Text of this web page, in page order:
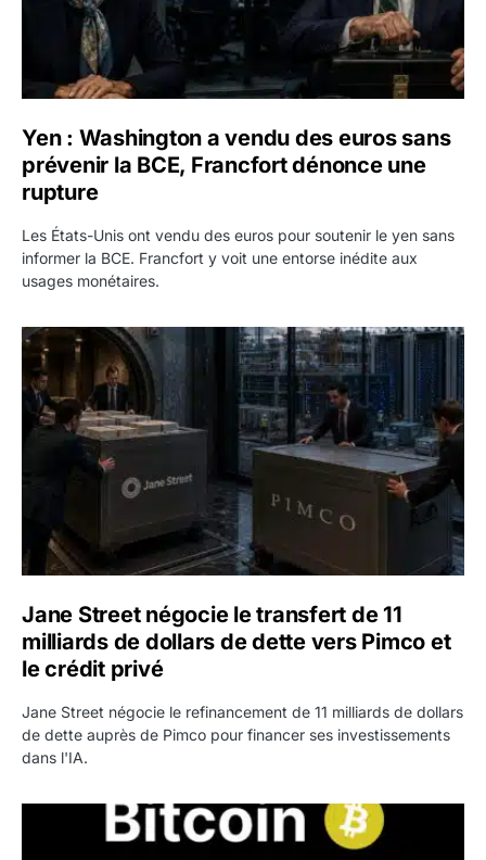
Yen : Washington a vendu des euros sans
prévenir la BCE, Francfort dénonce une
rupture
Les États-Unis ont vendu des euros pour soutenir le yen sans
informer la BCE. Francfort y voit une entorse inédite aux
usages monétaires.
Jane Street négocie le transfert de 11 milliards de
Jane Street négocie le transfert de 11
milliards de dollars de dette vers Pimco et
le crédit privé
Jane Street négocie le refinancement de 11 milliards de dollars
de dette auprès de Pimco pour financer ses investissements
dans l'IA.
Bitcoin stagne à 64 000 dollars pendant que les